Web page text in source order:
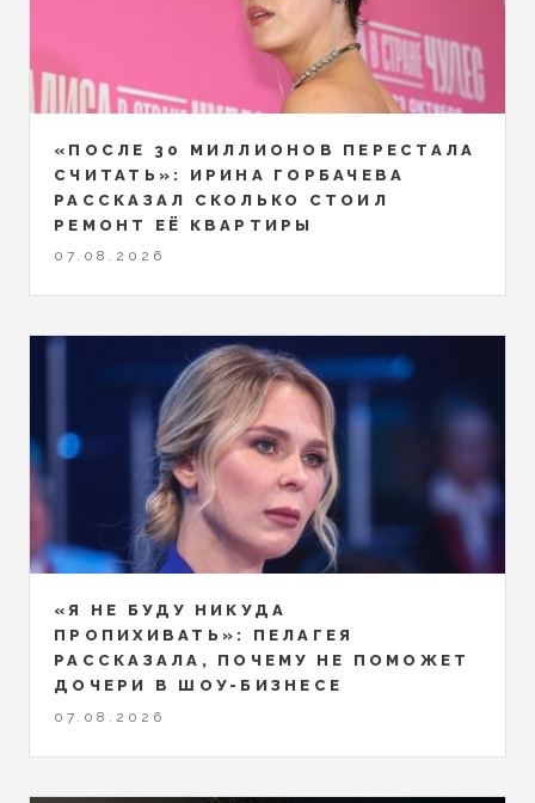
«ПОСЛЕ 30 МИЛЛИОНОВ ПЕРЕСТАЛА
СЧИТАТЬ»: ИРИНА ГОРБАЧЕВА
РАССКАЗАЛ СКОЛЬКО СТОИЛ
РЕМОНТ ЕЁ КВАРТИРЫ
07.08.2026
«Я НЕ БУДУ НИКУДА
ПРОПИХИВАТЬ»: ПЕЛАГЕЯ
РАССКАЗАЛА, ПОЧЕМУ НЕ ПОМОЖЕТ
ДОЧЕРИ В ШОУ-БИЗНЕСЕ
07.08.2026